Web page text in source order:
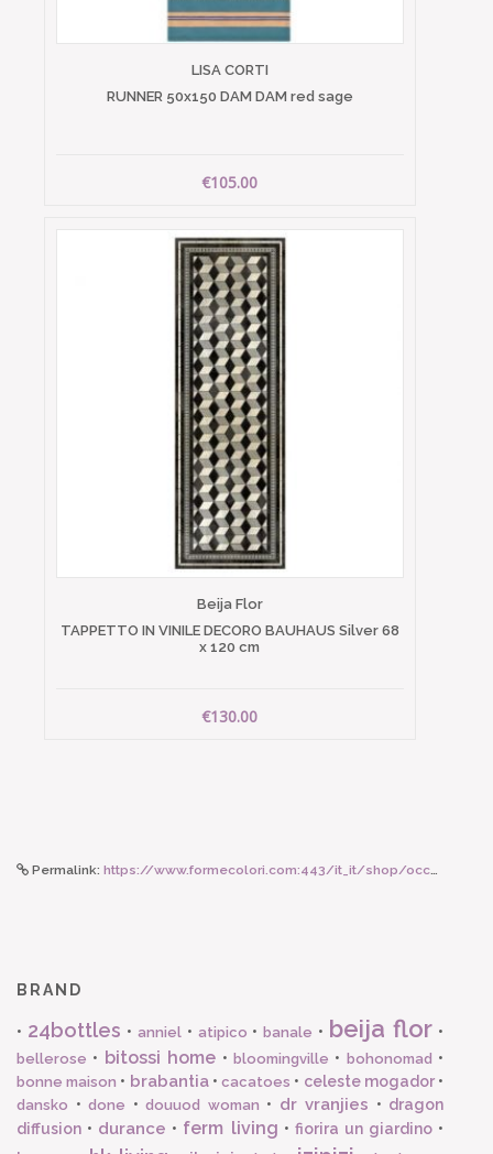
LISA CORTI
RUNNER 50x150 DAM DAM red sage
€105.00
Beija Flor
TAPPETTO IN VINILE DECORO BAUHAUS Silver 68
x 120 cm
€130.00
Permalink: https://www.formecolori.com:443/it_it/shop/occhiali_da_lettura/forma_c/izipizi_occhiale_sun_mod_c_tortoise/6359
BRAND
• 24bottles • anniel• atipico •banale • beija flor •
bellerose • bitossi home • bloomingville • bohonomad •
bonne maison • brabantia•cacatoes • celeste mogador•
dansko • done • douuod woman • dr vranjies • dragon
diffusion • durance • ferm living • fiorira un giardino•